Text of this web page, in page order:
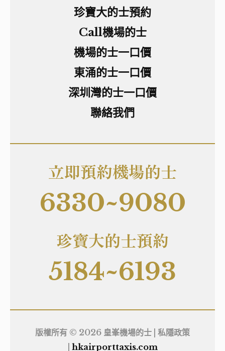
珍寶大的士預約
Call機場的士
機場的士一口價
東涌的士一口價
深圳灣的士一口價
聯絡我們
立即預約機場的士
6330~9080
珍寶大的士預約
5184~6193
版權所有 © 2026 皇峯機場的士 | 私隱政策
hkairporttaxis.com